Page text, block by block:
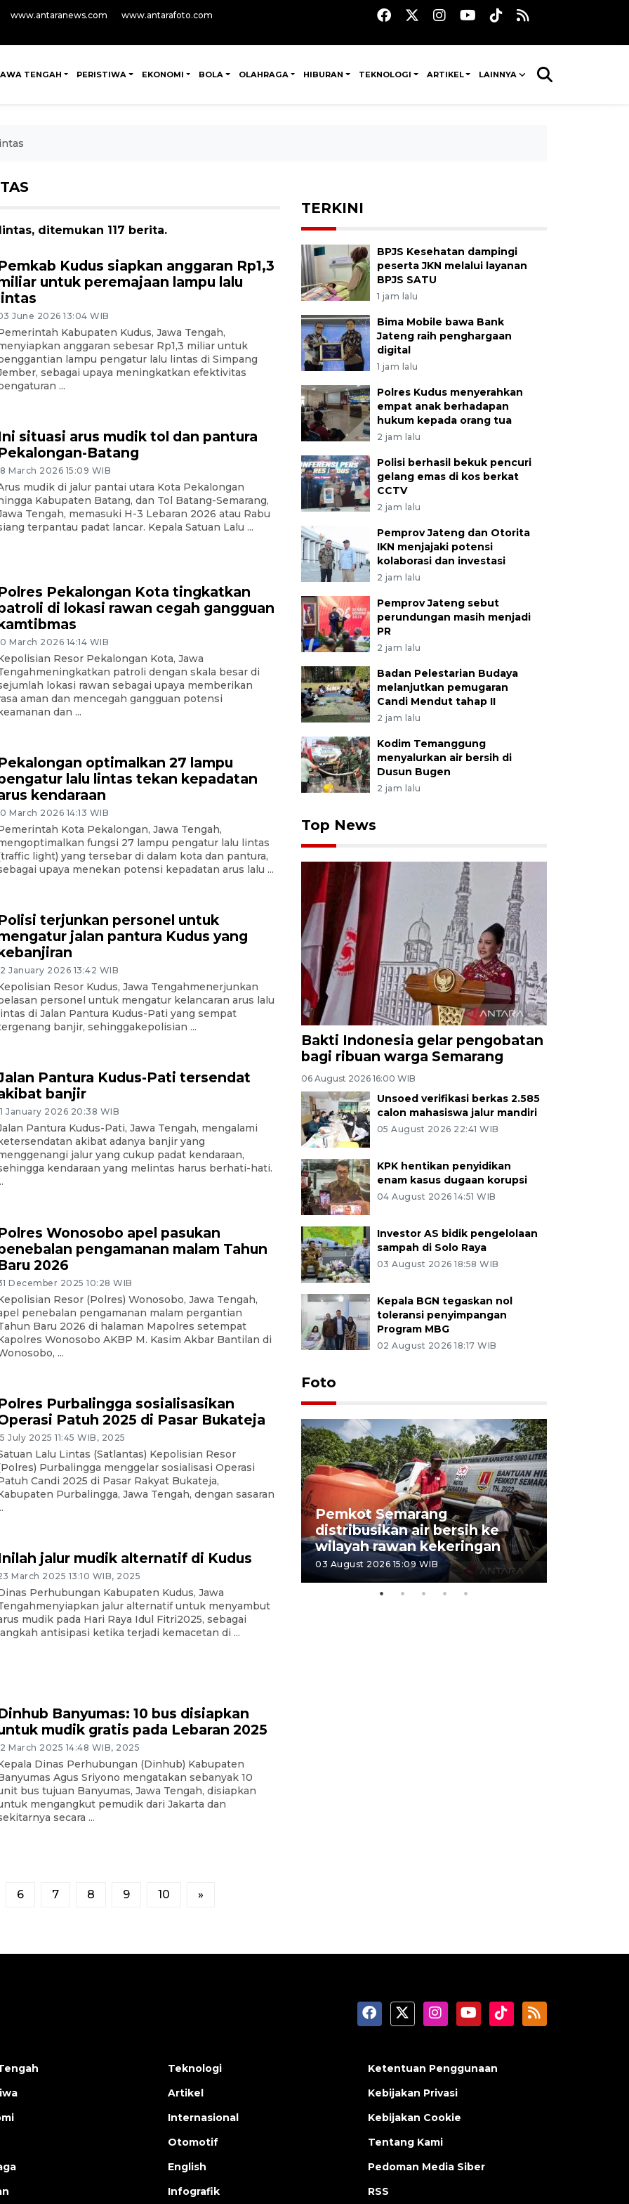
www.antaranews.com www.antarafoto.com
TENGAH PERISTIWA EKONOMI BOLA OLAHRAGA HIBURAN TEKNOLOGI ARTIKEL LAINNYA
ditemukan 117 berita.
Kudus siapkan anggaran Rp1,3
untuk peremajaan lampu lalu
June 2026 13:04 WIB
Kabupaten Kudus, Jawa Tengah,
anggaran sebesar Rp1,3 miliar untuk
lampu pengatur lalu lintas di Simpang
sebagai upaya meningkatkan efektivitas
...
situasi arus mudik tol dan pantura
Batang
March 2026 15:09 WIB
mudik di jalur pantai utara Kota Pekalongan
Kabupaten Batang, dan Tol Batang-Semarang,
Tengah, memasuki H-3 Lebaran 2026 atau Rabu
terpantau padat lancar. Kepala Satuan Lalu ...
Pekalongan Kota tingkatkan
di lokasi rawan cegah gangguan
March 2026 14:14 WIB
Resor Pekalongan Kota, Jawa
patroli dengan skala besar di
lokasi rawan sebagai upaya memberikan
aman dan mencegah gangguan potensi
dan ...
optimalkan 27 lampu
lalu lintas tekan kepadatan
kendaraan
March 2026 14:13 WIB
Kota Pekalongan, Jawa Tengah,
fungsi 27 lampu pengatur lalu lintas
light) yang tersebar di dalam kota dan pantura,
upaya menekan potensi kepadatan arus lalu ...
terjunkan personel untuk
jalan pantura Kudus yang
January 2026 13:42 WIB
Resor Kudus, Jawa Tengahmenerjunkan
personel untuk mengatur kelancaran arus lalu
di Jalan Pantura Kudus-Pati yang sempat
banjir, sehinggakepolisian ...
Pantura Kudus-Pati tersendat
banjir
January 2026 20:38 WIB
Pantura Kudus-Pati, Jawa Tengah, mengalami
akibat adanya banjir yang
jalur yang cukup padat kendaraan,
kendaraan yang melintas harus berhati-hati.
Wonosobo apel pasukan
pengamanan malam Tahun
2026
December 2025 10:28 WIB
Resor (Polres) Wonosobo, Jawa Tengah,
penebalan pengamanan malam pergantian
Baru 2026 di halaman Mapolres setempat
Wonosobo AKBP M. Kasim Akbar Bantilan di
...
Purbalingga sosialisasikan
Patuh 2025 di Pasar Bukateja
July 2025 11:45 WIB, 2025
Lalu Lintas (Satlantas) Kepolisian Resor
Purbalingga menggelar sosialisasi Operasi
Candi 2025 di Pasar Rakyat Bukateja,
Purbalingga, Jawa Tengah, dengan sasaran
jalur mudik alternatif di Kudus
March 2025 13:10 WIB, 2025
Perhubungan Kabupaten Kudus, Jawa
jalur alternatif untuk menyambut
mudik pada Hari Raya Idul Fitri2025, sebagai
antisipasi ketika terjadi kemacetan di ...
Banyumas: 10 bus disiapkan
mudik gratis pada Lebaran 2025
March 2025 14:48 WIB, 2025
Dinas Perhubungan (Dinhub) Kabupaten
Agus Sriyono mengatakan sebanyak 10
bus tujuan Banyumas, Jawa Tengah, disiapkan
mengangkut pemudik dari Jakarta dan
secara ...
6 7 8 9 10 »
TERKINI
BPJS Kesehatan dampingi
peserta JKN melalui layanan
BPJS SATU
1 jam lalu
Bima Mobile bawa Bank
Jateng raih penghargaan
digital
1 jam lalu
Polres Kudus menyerahkan
empat anak berhadapan
hukum kepada orang tua
2 jam lalu
Polisi berhasil bekuk pencuri
gelang emas di kos berkat
CCTV
2 jam lalu
Pemprov Jateng dan Otorita
IKN menjajaki potensi
kolaborasi dan investasi
2 jam lalu
Pemprov Jateng sebut
perundungan masih menjadi
PR
2 jam lalu
Badan Pelestarian Budaya
melanjutkan pemugaran
Candi Mendut tahap II
2 jam lalu
Kodim Temanggung
menyalurkan air bersih di
Dusun Bugen
2 jam lalu
Top News
Bakti Indonesia gelar pengobatan
bagi ribuan warga Semarang
06 August 2026 16:00 WIB
Unsoed verifikasi berkas 2.585
calon mahasiswa jalur mandiri
05 August 2026 22:41 WIB
KPK hentikan penyidikan
enam kasus dugaan korupsi
04 August 2026 14:51 WIB
Investor AS bidik pengelolaan
sampah di Solo Raya
03 August 2026 18:58 WIB
Kepala BGN tegaskan nol
toleransi penyimpangan
Program MBG
02 August 2026 18:17 WIB
Foto
27 July 2026 20:07 WIB
Pemkot Semarang
distribusikan air bersih ke
wilayah rawan kekeringan
03 August 2026 15:09 WIB
Teknologi
Artikel
Internasional
Otomotif
English
Infografik
Ketentuan Penggunaan
Kebijakan Privasi
Kebijakan Cookie
Tentang Kami
Pedoman Media Siber
RSS